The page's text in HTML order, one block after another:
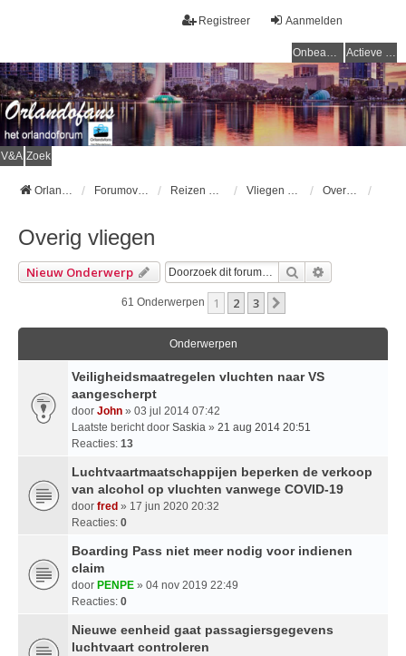
Aanmelden
Registreer
Onbeantwoorde onderwerpen Actieve onderwerpen
V&A Zoek
Orlandofans Homepage Forumoverzicht Reizen & vervoer Vliegen naar Orlando Overig vliegen
Overig vliegen
Nieuw Onderwerp Zoek
61 Onderwerpen 1 2 3
Onderwerpen
Veiligheidsmaatregelen vluchten naar VS
aangescherpt
door John » 03 jul 2014 07:42
Laatste bericht door Saskia » 21 aug 2014 20:51
Reacties: 13
Luchtvaartmaatschappijen beperken de verkoop
van alcohol op vluchten vanwege COVID-19
door fred » 17 jun 2020 20:32
Reacties: 0
Boarding Pass niet meer nodig voor indienen
claim
door PENPE » 04 nov 2019 22:49
Reacties: 0
Nieuwe eenheid gaat passagiersgegevens
luchtvaart controleren